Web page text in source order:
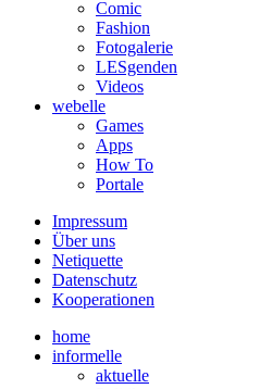
Comic
Fashion
Fotogalerie
LESgenden
Videos
webelle
Games
Apps
How To
Portale
Impressum
Über uns
Netiquette
Datenschutz
Kooperationen
home
informelle
aktuelle